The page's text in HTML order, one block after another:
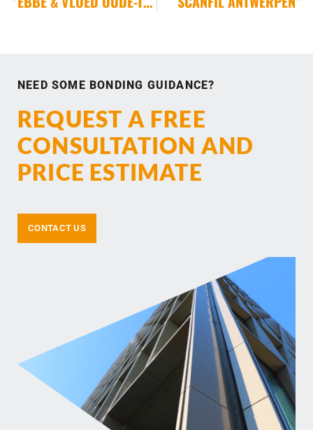
NEED SOME BONDING GUIDANCE?
REQUEST A FREE
CONSULTATION AND
PRICE ESTIMATE
CONTACT US